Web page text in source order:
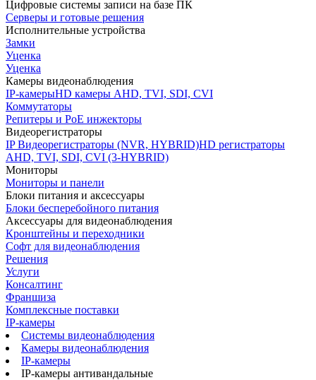
Цифровые системы записи на базе ПК
Серверы и готовые решения
Исполнительные устройства
Замки
Уценка
Уценка
Камеры видеонаблюдения
IP-камерыHD камеры AHD, TVI, SDI, CVI
Коммутаторы
Репитеры и PoE инжекторы
Видеорегистраторы
IP Видеорегистраторы (NVR, HYBRID)HD регистраторы
AHD, TVI, SDI, CVI (3-HYBRID)
Мониторы
Мониторы и панели
Блоки питания и аксессуары
Блоки бесперебойного питания
Аксессуары для видеонаблюдения
Кронштейны и переходники
Софт для видеонаблюдения
Решения
Услуги
Консалтинг
Франшиза
Комплексные поставки
IP-камеры
Системы видеонаблюдения
Камеры видеонаблюдения
IP-камеры
IP-камеры антивандальные